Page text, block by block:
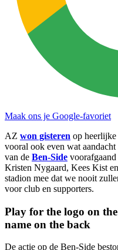
Maak ons je Google-favoriet
AZ won gisteren op
vooral ook even wat aandacht
van de Ben-Side
Kristen Nygaard, Kees Kist
stadion mee dat we nooit
voor club en supporters.
Play for the logo on
name on the back
De actie op de Ben-Side